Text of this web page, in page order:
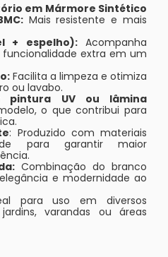
em Mármore Sintético
Mais resistente e mais
+ espelho):Acompanha
extra em um
Facilita a limpeza e otimiza
ou lavabo.
pintura UV ou lâmina
o que contribui para
: Produzido com materiais
para garantir maior
Combinação do branco
e modernidade ao
para uso em diversos
varandas ou áreas